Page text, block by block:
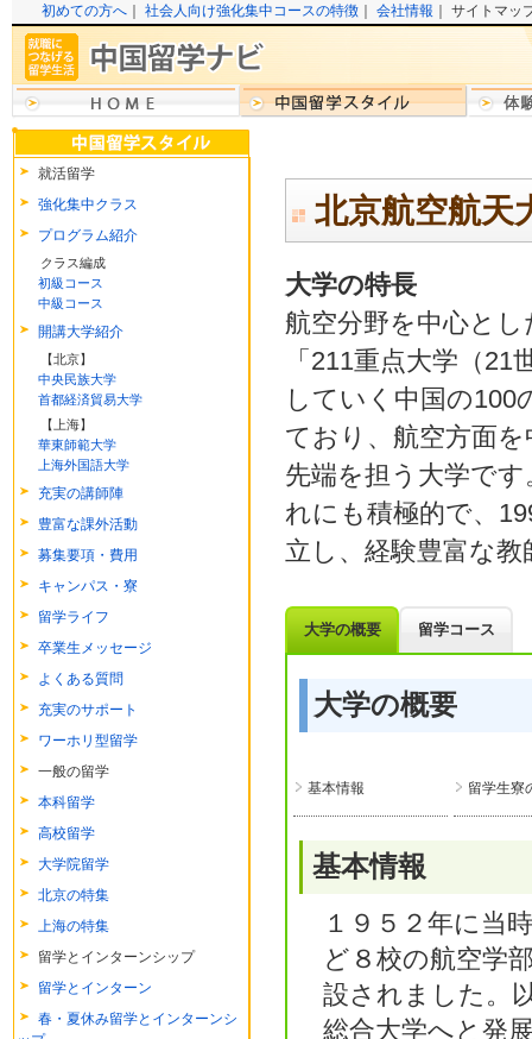
初めての方へ 社会人向け強化集中コースの特徴 会社情報 ｜ サイトマッ
就活留学
強化集中クラス
プログラム紹介
クラス編成
初級コース
中級コース
開講大学紹介
【北京】
中央民族大学
首都経済貿易大学
【上海】
華東師範大学
上海外国語大学
充実の講師陣
豊富な課外活動
募集要項・費用
キャンパス・寮
留学ライフ
卒業生メッセージ
よくある質問
充実のサポート
ワーホリ型留学
一般の留学
本科留学
高校留学
大学院留学
北京の特集
上海の特集
留学とインターンシップ
留学とインターン
春・夏休み留学とインターンシ
北京航空航天
大学の特長
航空分野を中心と
「211重点大学（
していく中国の100
ており、航空方面
先端を担う大学で
れにも積極的で、
立し、経験豊富な
大学の概要 留学コース
大学の概要
基本情報 留学生寮
基本情報
１９５２年に当
ど８校の航空学
設されました。
総合大学へと発